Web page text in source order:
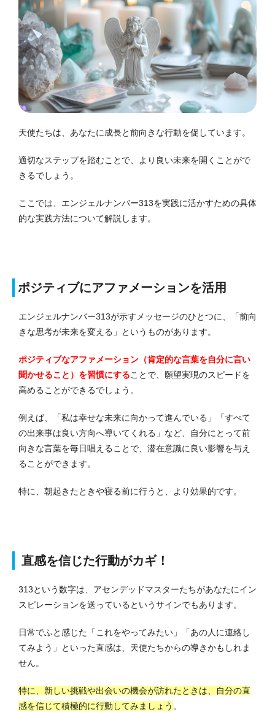
天使たちは、あなたに成長と前向きな行動を促しています。
適切なステップを踏むことで、より良い未来を開くことがで
きるでしょう。
ここでは、エンジェルナンバー313を実践に活かすための具体
的な実践方法について解説します。
ポジティブにアファメーションを活用
エンジェルナンバー313が示すメッセージのひとつに、「前向
きな思考が未来を変える」というものがあります。
ポジティブなアファメーション（肯定的な言葉を自分に言い
聞かせること）を習慣にすることで、願望実現のスピードを
高めることができるでしょう。
例えば、「私は幸せな未来に向かって進んでいる」「すべて
の出来事は良い方向へ導いてくれる」など、自分にとって前
向きな言葉を毎日唱えることで、潜在意識に良い影響を与え
ることができます。
特に、朝起きたときや寝る前に行うと、より効果的です。
直感を信じた行動がカギ！
313という数字は、アセンデッドマスターたちがあなたにイン
スピレーションを送っているというサインでもあります。
日常でふと感じた「これをやってみたい」「あの人に連絡し
てみよう」といった直感は、天使たちからの導きかもしれま
せん。
特に、新しい挑戦や出会いの機会が訪れたときは、自分の直
感を信じて積極的に行動してみましょう 。